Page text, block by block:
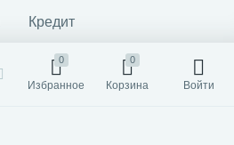
Кредит
0
Избранное
0
Корзина Войти